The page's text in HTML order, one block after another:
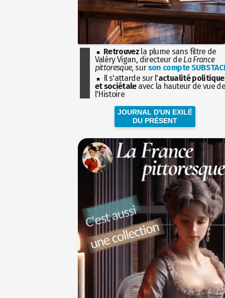
Retrouvez la plume sans filtre de
Valéry Vigan, directeur de La France
pittoresque, surson compte
Il s'attarde sur l'actualité politique
et sociétaleavec la hauteur de vue
l'Histoire
JOURNAL D'UN EXILÉ
DU PRÉSENT